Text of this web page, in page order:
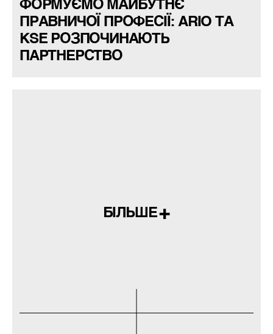
ФОРМУЄМО МАЙБУТНЄ
ПРАВНИЧОЇ ПРОФЕСІЇ: ARIO ТА
KSE РОЗПОЧИНАЮТЬ
ПАРТНЕРСТВО
БІЛЬШЕ